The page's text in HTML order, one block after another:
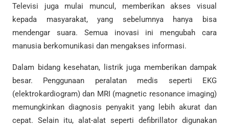
Televisi juga mulai muncul, memberikan akses visual
kepada masyarakat, yang sebelumnya hanya bisa
mendengar suara. Semua inovasi ini mengubah cara
manusia berkomunikasi dan mengakses informasi.
Dalam bidang kesehatan, listrik juga memberikan dampak
besar. Penggunaan peralatan medis seperti EKG
(elektrokardiogram) dan MRI (magnetic resonance imaging)
memungkinkan diagnosis penyakit yang lebih akurat dan
cepat. Selain itu, alat-alat seperti defibrillator digunakan